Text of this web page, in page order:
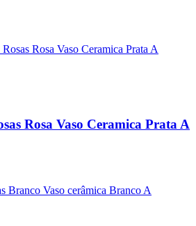
Rosa Vaso Ceramica Prata A